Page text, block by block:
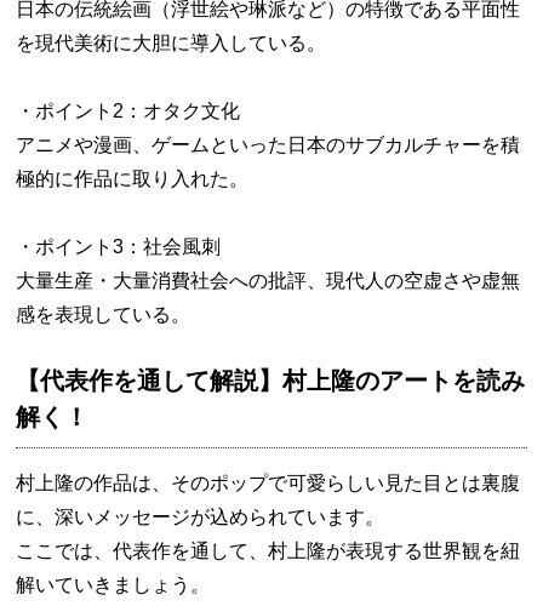
日本の伝統絵画（浮世絵や琳派など）の特徴である平面性
を現代美術に大胆に導入している。
・ポイント2：オタク文化
アニメや漫画、ゲームといった日本のサブカルチャーを積
極的に作品に取り入れた。
・ポイント3：社会風刺
大量生産・大量消費社会への批評、現代人の空虚さや虚無
感を表現している。
【代表作を通して解説】村上隆のアートを読み
解く！
村上隆の作品は、そのポップで可愛らしい見た目とは裏腹
に、深いメッセージが込められています。
ここでは、代表作を通して、村上隆が表現する世界観を紐
解いていきましょう。